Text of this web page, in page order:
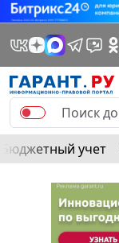
Бюджетный учет